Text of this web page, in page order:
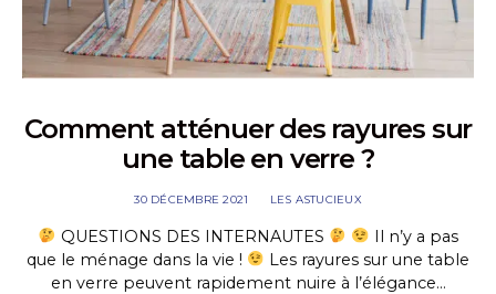
Comment atténuer des rayures sur
une table en verre ?
30 DÉCEMBRE 2021 LES ASTUCIEUX
QUESTIONS DES INTERNAUTES
Il n’y a pas
que le ménage dans la vie !
Les rayures sur une table
en verre peuvent rapidement nuire à l’élégance…